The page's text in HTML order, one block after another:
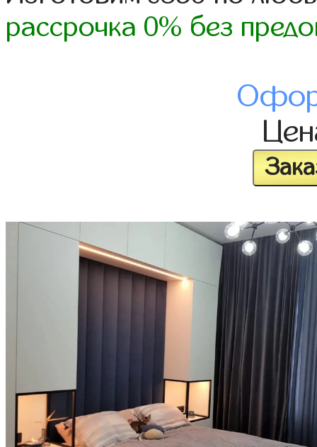
рассрочка 0% без